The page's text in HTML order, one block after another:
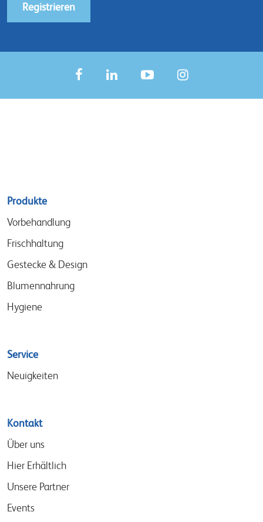
Registrieren
Sitemap
menu
Produkte
Vorbehandlung
Frischhaltung
Gestecke & Design
Blumennahrung
Hygiene
Service
Neuigkeiten
Kontakt
Über uns
Hier Erhältlich
Unsere Partner
Events